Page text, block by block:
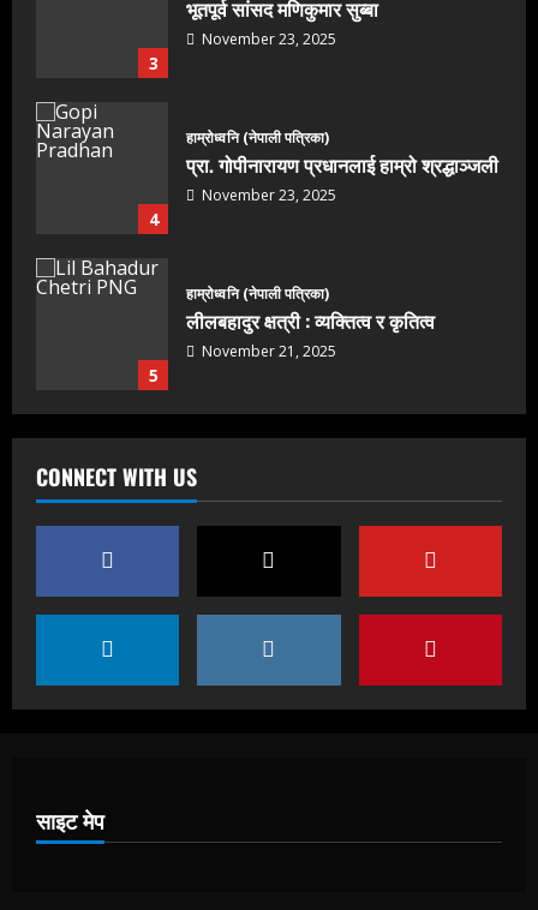
3
भूतपूर्व सांसद मणिकुमार सुब्बा
November 23, 2025
4
हाम्रोध्वनि (नेपाली पत्रिका)
प्रा. गोपीनारायण प्रधानलाई हाम्रो श्रद्धाञ्जली
November 23, 2025
5
हाम्रोध्वनि (नेपाली पत्रिका)
लीलबहादुर क्षत्री : व्यक्तित्व र कृतित्व
November 21, 2025
1
हाम्रोध्वनि (नेपाली पत्रिका)
समन्वयकी साँघु गीता उपाध्यायलाई हार्दिक
श्रद्धाञ्जलि
2
November 24, 2025
3
CONNECT WITH US
साइट मेप